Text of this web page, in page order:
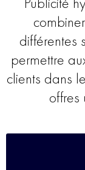
différentes
permettre
clients dans
offres